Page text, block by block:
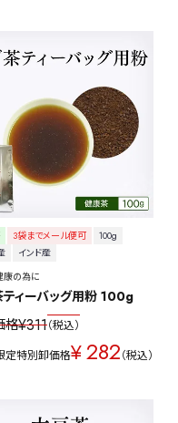
3袋までメール便可
100g
インド産
康の為に
ティーバッグ用粉 100g
格¥311 税込
定特別卸価格¥282 税込